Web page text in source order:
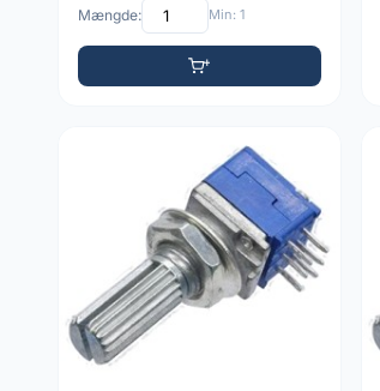
Mængde: Min: 1